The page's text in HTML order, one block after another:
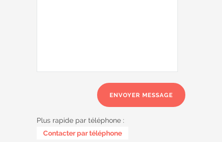
Plus rapide par téléphone :
0485 58 62 32
Contacter par téléphone